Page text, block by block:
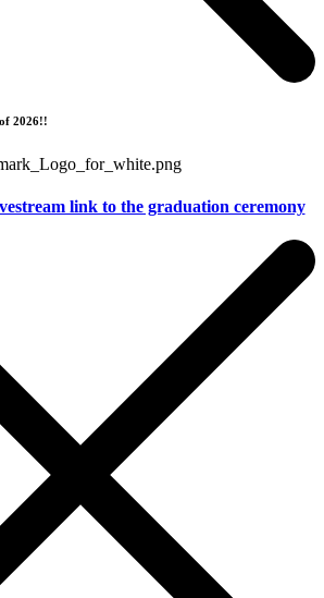
2026!!
link to the graduation ceremony